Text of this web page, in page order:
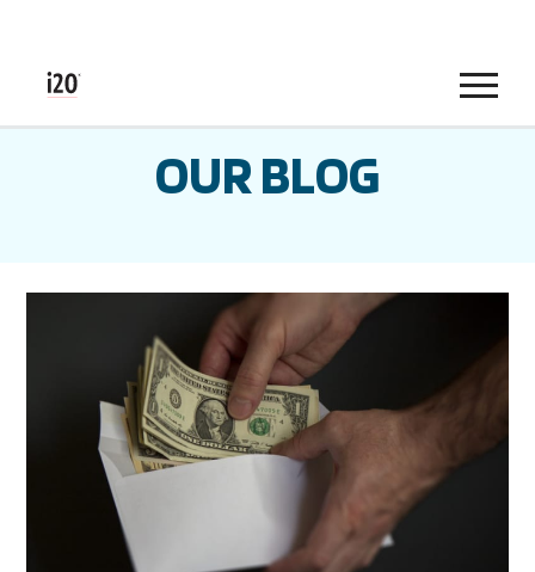
Menu
OUR BLOG